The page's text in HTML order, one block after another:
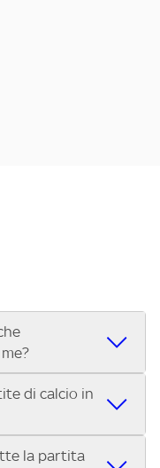
vicino a te per
C Sky Wifi, la
League, la UEFA
1®, la MotoGP™ e
di calcio in
mostrano le partite
la partita